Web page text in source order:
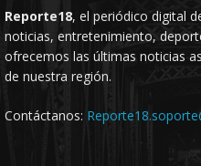
Reporte18, el periódico digital
noticias, entretenimiento,
ofrecemos las últimas noticias
de nuestra región.
Contáctanos: